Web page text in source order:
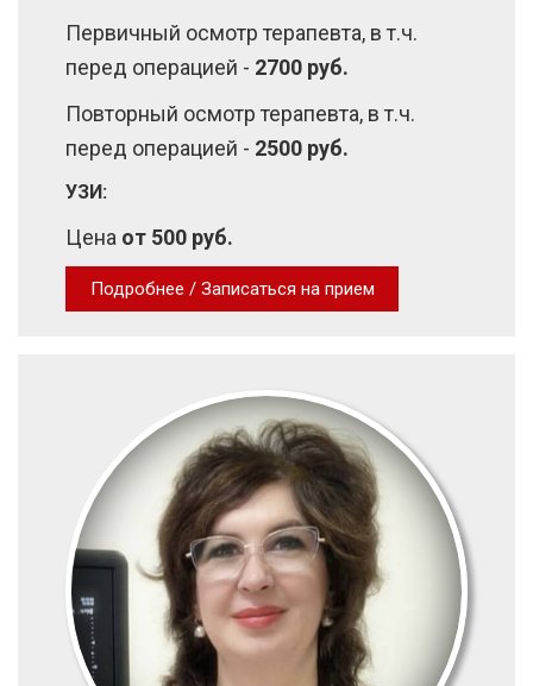
Первичный осмотр терапевта, в т.ч.
перед операцией - 2700 руб.
Повторный осмотр терапевта, в т.ч.
перед операцией - 2500 руб.
УЗИ:
Цена от 500 руб.
Подробнее / Записаться на прием